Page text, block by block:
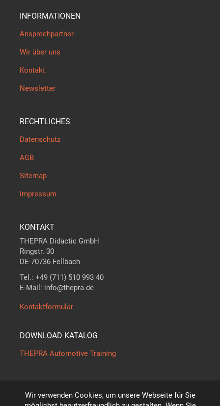
Wir verwenden Cookies, um unsere Webseite für Sie
INFORMATIONEN
Ansprechpartner
Wir über uns
Kontakt
Newsletter
RECHTLICHES
Datenschutz
AGB
Sitemap
Impressum
KONTAKT
THEPRA Didactic GmbH
Ringstr. 30
DE-70736 Fellbach
Tel.: +49 (711) 510 993 40
E-Mail: info@thepra.de
Kontaktformular
DOWNLOAD KATALOG
THEPRA Automotive Training